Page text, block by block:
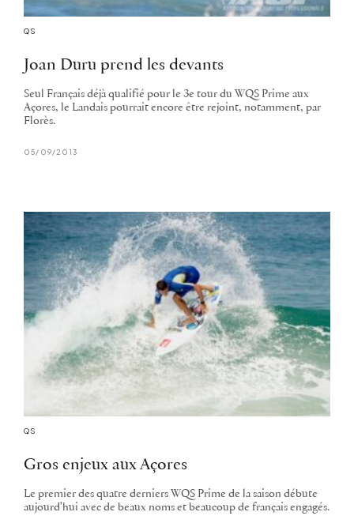
QS
Joan Duru prend les devants
Seul Français déjà qualifié pour le 3e tour du WQS Prime aux
Açores, le Landais pourrait encore être rejoint, notamment, par
Florès.
05/09/2013
QS
Gros enjeux aux Açores
Le premier des quatre derniers WQS Prime de la saison débute
aujourd'hui avec de beaux noms et beaucoup de français engagés.